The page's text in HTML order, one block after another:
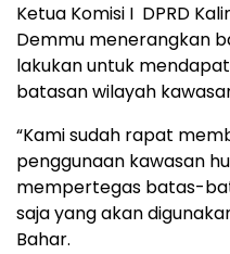
Ketua Komisi I DPRD
Demmu menerangkan
lakukan untuk
batasan wilayah
“Kami sudah rapat
penggunaan kawasan
mempertegas batas-
saja yang akan
Bahar.